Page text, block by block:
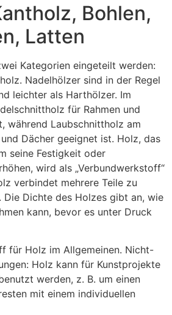
Bohlen,
Latten
Kategorien eingeteilt werden:
Nadelhölzer sind in der Regel
leichter als Harthölzer. Im
für Rahmen und
während Laubschnittholz am
Dächer geeignet ist. Holz, das
seine Festigkeit oder
wird als „Verbundwerkstoff“
verbindet mehrere Teile zu
Die Dichte des Holzes gibt an, wie
kann, bevor es unter Druck
für Holz im Allgemeinen. Nicht-
Holz kann für Kunstprojekte
werden, z. B. um einen
mit einem individuellen